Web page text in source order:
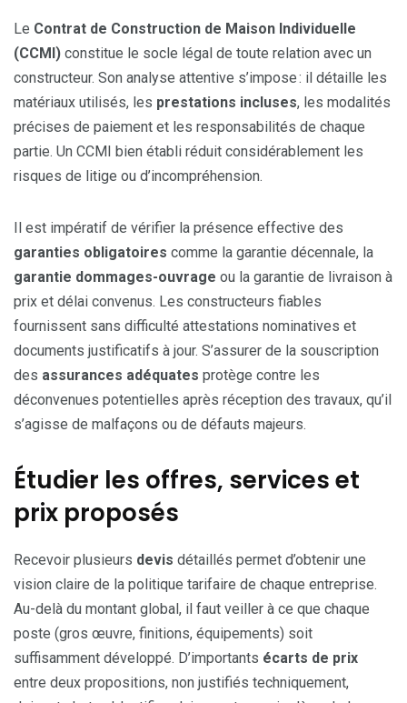
Le Contrat de Construction de Maison Individuelle
(CCMI) constitue le socle légal de toute relation avec un
constructeur. Son analyse attentive s’impose : il détaille les
matériaux utilisés, les prestations incluses, les modalités
précises de paiement et les responsabilités de chaque
partie. Un CCMI bien établi réduit considérablement les
risques de litige ou d’incompréhension.
Il est impératif de vérifier la présence effective des
garanties obligatoires comme la garantie décennale, la
garantie dommages-ouvrage ou la garantie de livraison à
prix et délai convenus. Les constructeurs fiables
fournissent sans difficulté attestations nominatives et
documents justificatifs à jour. S’assurer de la souscription
des assurances adéquates protège contre les
déconvenues potentielles après réception des travaux, qu’il
s’agisse de malfaçons ou de défauts majeurs.
Étudier les offres, services et
prix proposés
Recevoir plusieurs devis détaillés permet d’obtenir une
vision claire de la politique tarifaire de chaque entreprise.
Au-delà du montant global, il faut veiller à ce que chaque
poste (gros œuvre, finitions, équipements) soit
suffisamment développé. D’importants écarts de prix
entre deux propositions, non justifiés techniquement,